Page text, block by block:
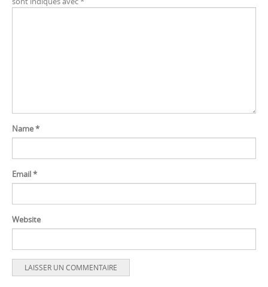
Name*
Email*
Website